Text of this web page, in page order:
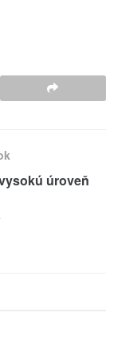
úroveň